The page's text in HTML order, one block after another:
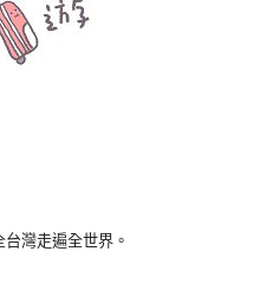
灣走遍全世界。